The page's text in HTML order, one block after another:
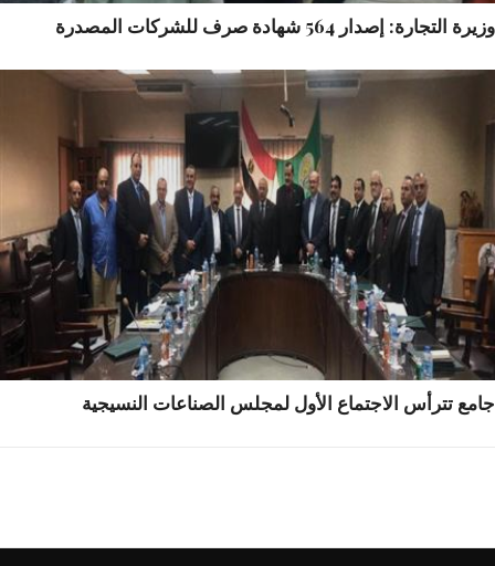
إصدار 564 شهادة صرف للشركات المصدرة
تترأس الاجتماع الأول لمجلس الصناعات النسيجية